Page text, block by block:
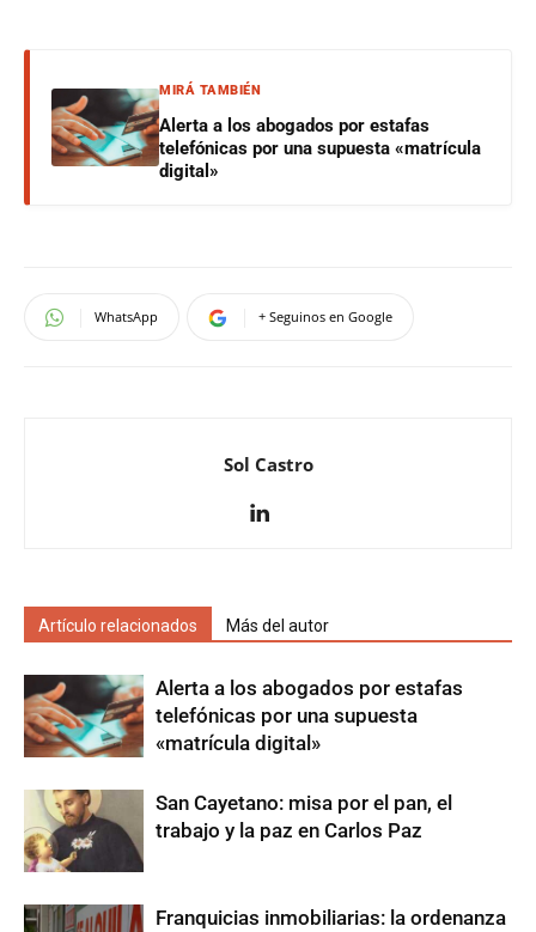
MIRÁ TAMBIÉN
Alerta a los abogados por estafas
telefónicas por una supuesta «matrícula
digital»
WhatsApp + Seguinos en Google
Sol Castro
Artículo relacionados Más del autor
Alerta a los abogados por estafas
telefónicas por una supuesta
«matrícula digital»
San Cayetano: misa por el pan, el
trabajo y la paz en Carlos Paz
Franquicias inmobiliarias: la ordenanza